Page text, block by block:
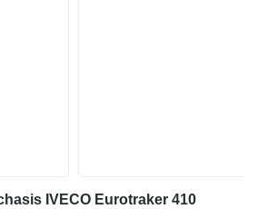
IVECO Eurotraker 410